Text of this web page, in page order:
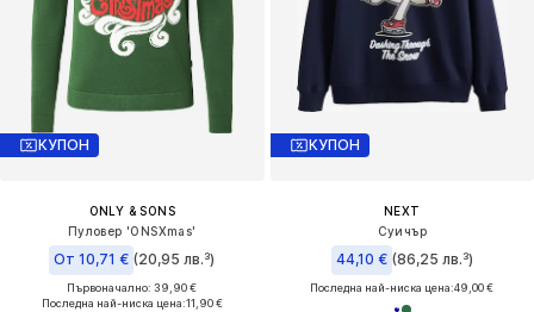
КУПОН
ONLY & SONS
Пуловер 'ONSXmas'
От 10,71 € (20,95 лв.³)
Първоначално: 39,90 €
Последна най-ниска цена:11,90 €
КУПОН
NEXT
Суичър
44,10 € (86,25 лв.³)
Последна най-ниска цена:49,00 €